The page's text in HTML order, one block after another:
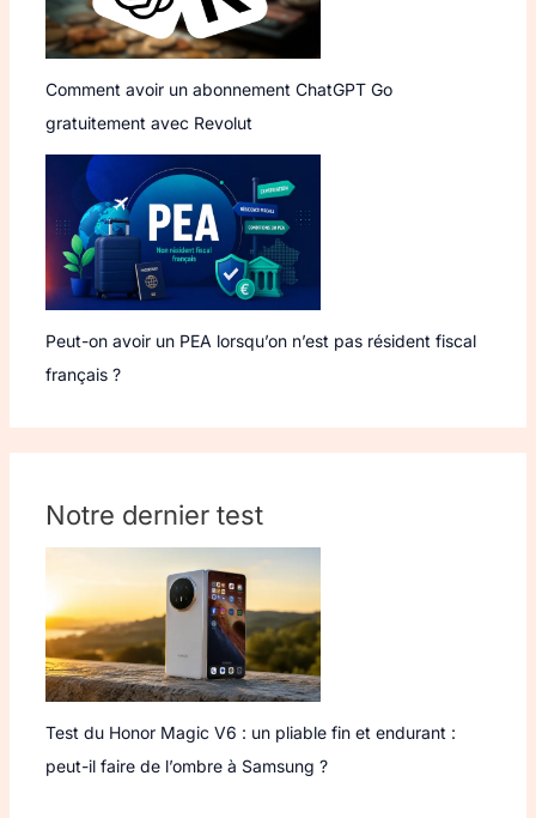
Comment avoir un abonnement ChatGPT Go
gratuitement avec Revolut
Peut-on avoir un PEA lorsqu’on n’est pas résident fiscal
français ?
Notre dernier test
Test du Honor Magic V6 : un pliable fin et endurant :
peut-il faire de l’ombre à Samsung ?